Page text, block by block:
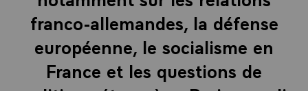
franco-allemandes, la défense
européenne, le socialisme en
France et les questions de